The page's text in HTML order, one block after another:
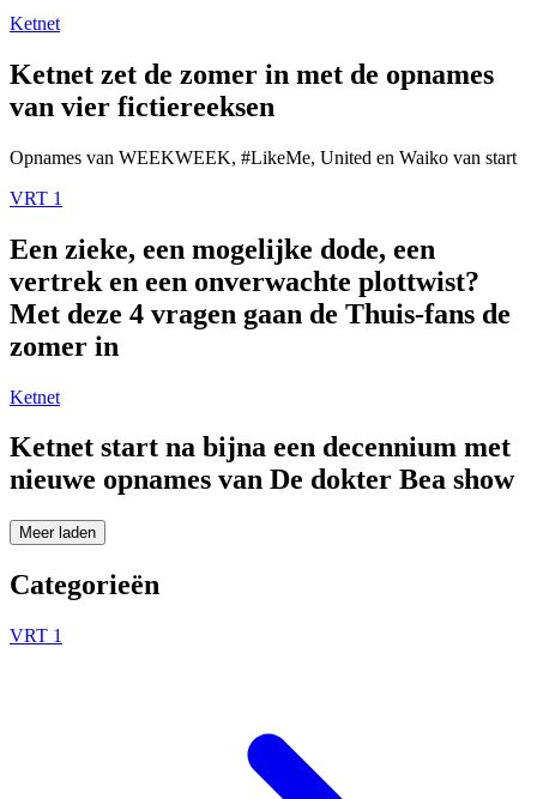
Ketnet
Ketnet zet de zomer in met de opnames
van vier fictiereeksen
Opnames van WEEKWEEK, #LikeMe, United en Waiko van start
VRT 1
Een zieke, een mogelijke dode, een
vertrek en een onverwachte plottwist?
Met deze 4 vragen gaan de Thuis-fans de
zomer in
Ketnet
Ketnet start na bijna een decennium met
nieuwe opnames van De dokter Bea show
Meer laden
Categorieën
VRT 1